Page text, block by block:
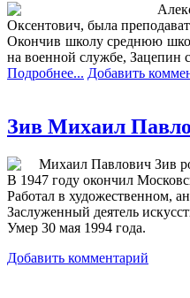
Оксентович, была
Окончив школу среднюю
на военной службе, Зацепин
Подробнее... Добавить
Зив Михаил
Михаил Павлович Зив
В 1947 году окончил
Работал в художественном,
Заслуженный деятель
Умер 30 мая 1994 года.
Добавить комментарий